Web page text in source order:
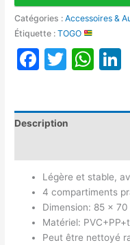
Catégories :Accessoires &
Étiquette :TOGO
Facebook
Twitter
Description
Légère et stable,
4 compartiments
Dimension: 85 x
Matériel:
Peut être nettoyé